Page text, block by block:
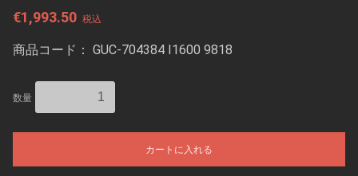
€1,993.50 税込
商品コード： GUC-‎704384 I1600 9818
数量
カートに入れる